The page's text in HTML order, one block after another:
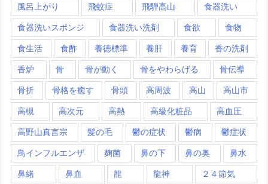
風呂上がり 飛蚊症 飛騨高山 食器洗い
食器洗いスポンジ 食器洗い洗剤 食欲 食物
食生活 食酢 養徳標準 養肝 養育 香の洗剤
香炉 骨 骨が動く 骨をやわらげる 骨伝導
骨折 骨格を癒す 骨頭 高周波 高山 高山市
高槻 高次元 高熱 高級化粧品 高血圧
高野山真言宗 髪の毛 鬱の症状 鬱病 鬱症状
鳥インフルエンザ 麹菌 鼻の下 鼻の奥 鼻水
鼻緒 鼻血 龍 龍神 ２４節気